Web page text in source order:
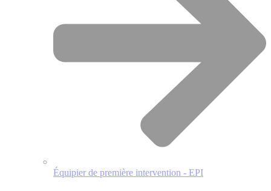
Équipier de première intervention - EPI